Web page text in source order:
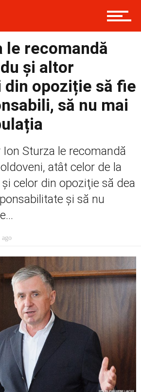
le recomandă
și altor
opoziție să fie
să nu mai
Sturza le recomandă
atât celor de la
celor din opoziţie să dea
şi să nu
ago